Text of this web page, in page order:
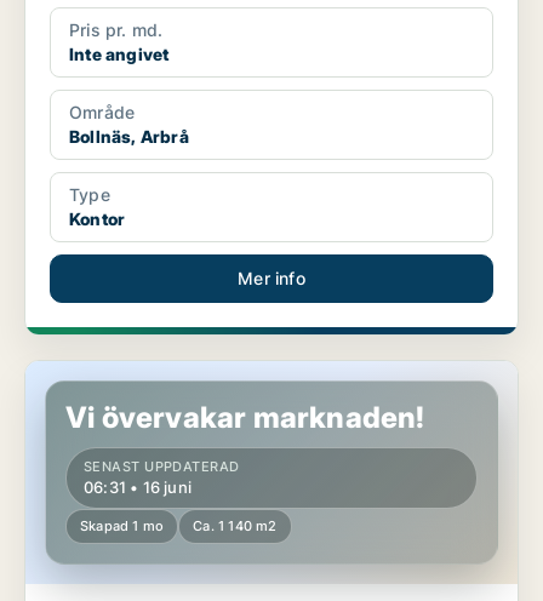
Pris pr. md.
Inte angivet
Område
Bollnäs, Arbrå
Type
Kontor
Mer info
Kontor i Bollnäs, Arbrå
Vi övervakar marknaden!
SENAST UPPDATERAD
06:31 • 16 juni
Skapad 1 mo Ca. 1 140 m2